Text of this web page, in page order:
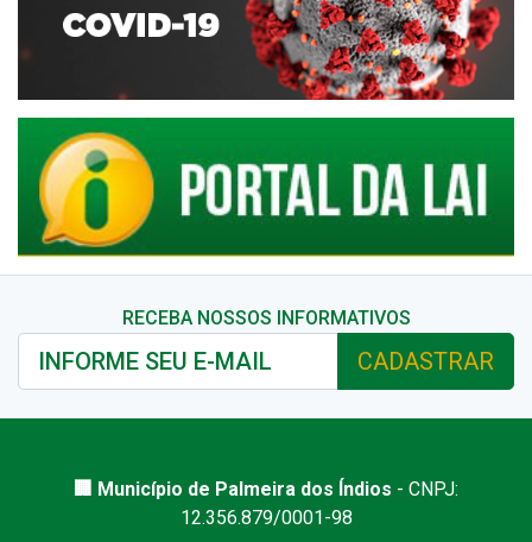
RECEBA NOSSOS INFORMATIVOS
CADASTRAR
🏢 Município de Palmeira dos Índios - CNPJ:
12.356.879/0001-98